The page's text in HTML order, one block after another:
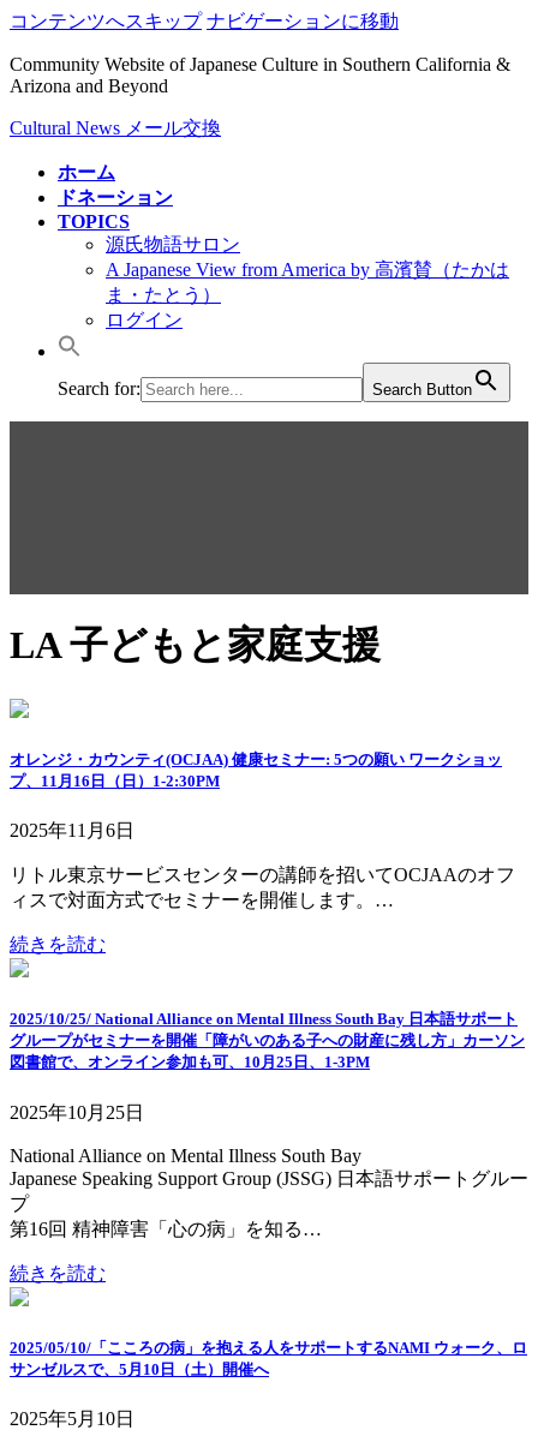
コンテンツへスキップ ナビゲーションに移動
Community Website of Japanese Culture in Southern California &
Arizona and Beyond
Cultural News メール交換
ホーム
ドネーション
TOPICS
源氏物語サロン
A Japanese View from America by 高濱賛（たかは
ま・たとう）
ログイン
Search for: Search Button
LA 子どもと家庭支援
オレンジ・カウンティ(OCJAA) 健康セミナー: 5つの願い ワークショッ
プ、11月16日（日）1-2:30PM
2025年11月6日
リトル東京サービスセンターの講師を招いてOCJAAのオフ
ィスで対面方式でセミナーを開催します。…
続きを読む
2025/10/25/ National Alliance on Mental Illness South Bay 日本語サポート
グループがセミナーを開催「障がいのある子への財産に残し方」カーソン
図書館で、オンライン参加も可、10月25日、1-3PM
2025年10月25日
National Alliance on Mental Illness South Bay
Japanese Speaking Support Group (JSSG) 日本語サポートグルー
プ
第16回 精神障害「⼼の病」を知る…
続きを読む
2025/05/10/「こころの病」を抱える人をサポートするNAMI ウォーク、ロ
サンゼルスで、5月10日（土）開催へ
2025年5月10日